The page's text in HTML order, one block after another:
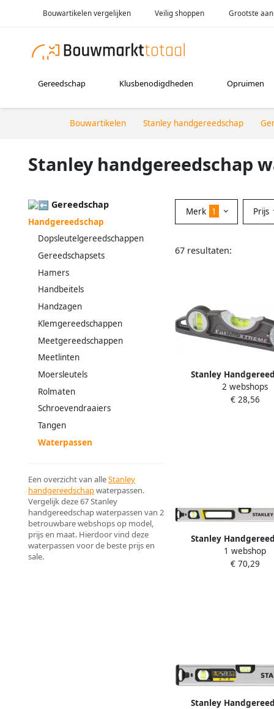
Bouwartikelen vergelijken Veilig shoppen Grootste
Gereedschap Klusbenodigdheden Opruimen
Bouwartikelen Stanley handgereedschap
Stanley handgereedschap
Gereedschap
Handgereedschap
Dopsleutelgereedschappen
Gereedschapsets
Hamers
Handbeitels
Handzagen
Klemgereedschappen
Meetgereedschappen
Meetlinten
Moersleutels
Rolmaten
Schroevendraaiers
Tangen
Waterpassen
Een overzicht van alleStanley
handgereedschapwaterpassen.
Vergelijk deze 67 Stanley
handgereedschap waterpassen van 2
betrouwbare webshops op model,
prijs en maat. Hierdoor vind deze
waterpassen voor de beste prijs en
sale.
Merk 1 Prijs
67 resultaten:
Stanley
FATMAX XL TORPEDO
0-43-609
2 webshops
€ 28,56
Stanley
FATMAX Waterpas
Xtreme Magnetisch
1 webshop
€ 70,29
Stanley